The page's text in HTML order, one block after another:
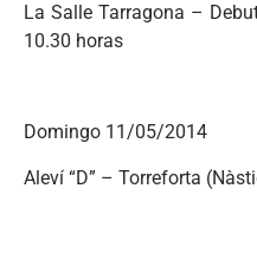
La Salle Tarragona –
10.30 horas
Domingo 11/05/2014
Aleví “D” – Torreforta